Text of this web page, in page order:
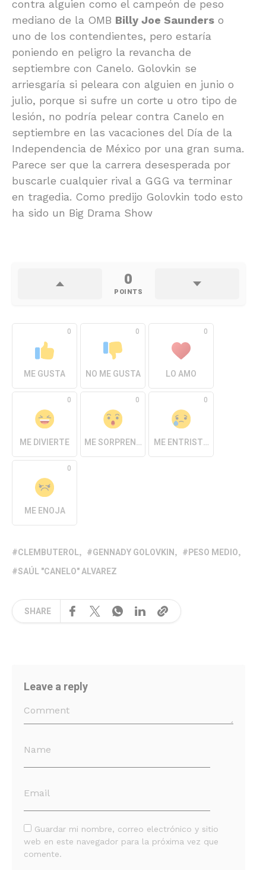
contra alguien como el campeón de peso
mediano de la OMB Billy Joe Saunders o
uno de los contendientes, pero estaría
poniendo en peligro la revancha de
septiembre con Canelo. Golovkin se
arriesgaría si peleara con alguien en junio o
julio, porque si sufre un corte u otro tipo de
lesión, no podría pelear contra Canelo en
septiembre en las vacaciones del Día de la
Independencia de México por una gran suma.
Parece ser que la carrera desesperada por
buscarle cualquier rival a GGG va terminar
en tragedia. Como predijo Golovkin todo esto
ha sido un Big Drama Show
0
POINTS
0
ME GUSTA
0
NO ME GUSTA
0
LO AMO
0
ME DIVIERTE
0
ME SORPRENDE
0
ME ENTRISTECE
0
ME ENOJA
CLEMBUTEROL GENNADY GOLOVKIN
PESO MEDIO
SAÚL "CANELO" ALVAREZ
SHARE
Leave a reply
Guardar mi nombre, correo electrónico y sitio
web en este navegador para la próxima vez que
comente.